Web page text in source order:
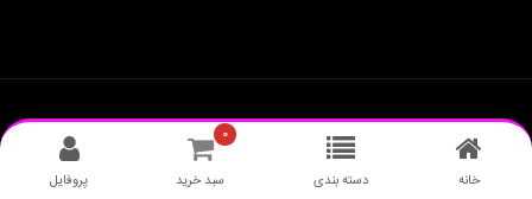
© 2019 BUMRANG - ALL RIGHTS RESERVED.BUMRANG
طراحی وبسایت
خانه دسته بندی
۰
سبد خرید پروفایل